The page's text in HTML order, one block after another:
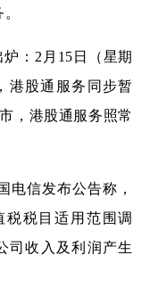
：2月15日（星期
港股通服务同步暂
，港股通服务照常
电信发布公告称，
税税目适用范围调
司收入及利润产生